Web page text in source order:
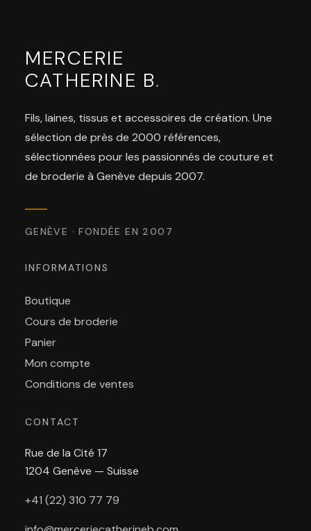
MERCERIE
CATHERINE B.
Fils, laines, tissus et accessoires de création. Une
sélection de près de 2000 références,
sélectionnées pour les passionnés de couture et
de broderie à Genève depuis 2007.
GENÈVE · FONDÉE EN 2007
INFORMATIONS
Boutique
Cours de broderie
Panier
Mon compte
Conditions de ventes
CONTACT
Rue de la Cité 17
1204 Genève — Suisse
+41 (22) 310 77 79